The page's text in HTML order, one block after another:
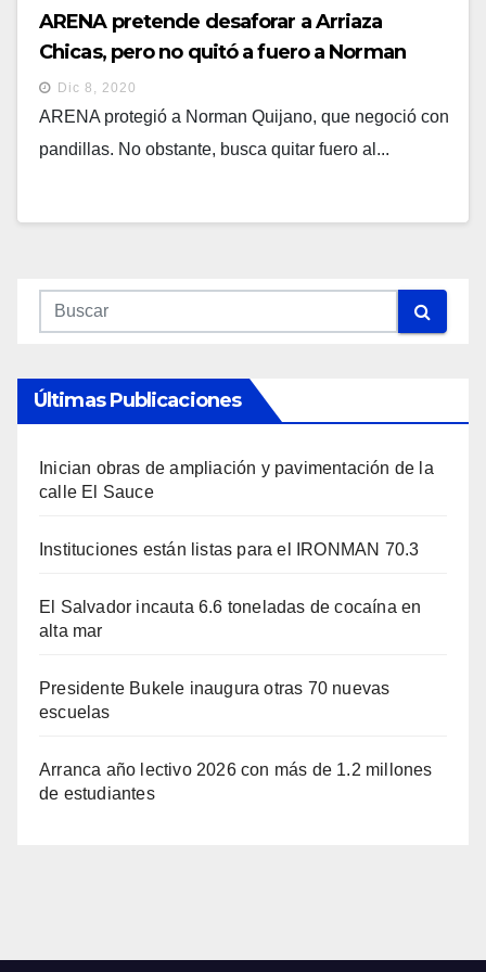
ARENA pretende desaforar a Arriaza
Chicas, pero no quitó a fuero a Norman
Quijano por negociar con maras
Dic 8, 2020
ARENA protegió a Norman Quijano, que negoció con
pandillas. No obstante, busca quitar fuero al...
Últimas Publicaciones
Inician obras de ampliación y pavimentación de la
calle El Sauce
Instituciones están listas para el IRONMAN 70.3
El Salvador incauta 6.6 toneladas de cocaína en
alta mar
Presidente Bukele inaugura otras 70 nuevas
escuelas
Arranca año lectivo 2026 con más de 1.2 millones
de estudiantes